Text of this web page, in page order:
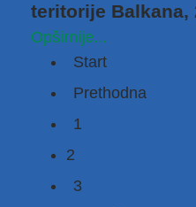
teritorije Balkana,
Opširnije...
Start
Prethodna
1
2
3